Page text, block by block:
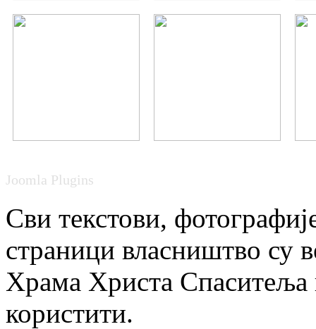
Joomla Plugins
Сви текстови,
страници власништво су
Храма Христа Спаситеља
користити.